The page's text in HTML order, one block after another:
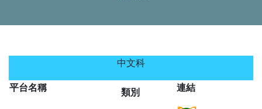
中文科
平台名稱 類別 連結